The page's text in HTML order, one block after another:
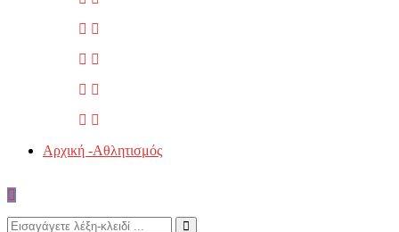
Αρχική -Αθλητισμός
Search